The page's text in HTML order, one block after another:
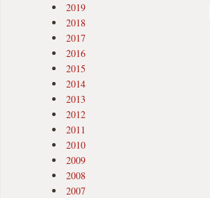
2019
2018
2017
2016
2015
2014
2013
2012
2011
2010
2009
2008
2007